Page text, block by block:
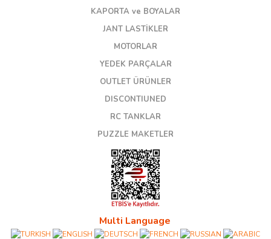
KAPORTA ve BOYALAR
JANT LASTİKLER
MOTORLAR
YEDEK PARÇALAR
OUTLET ÜRÜNLER
DISCONTIUNED
RC TANKLAR
PUZZLE MAKETLER
Multi Language